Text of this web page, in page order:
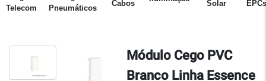
Telecom
Pneumáticos
Cabos
Solar
EPCs
Módulo Cego PVC
Branco Linha Essence